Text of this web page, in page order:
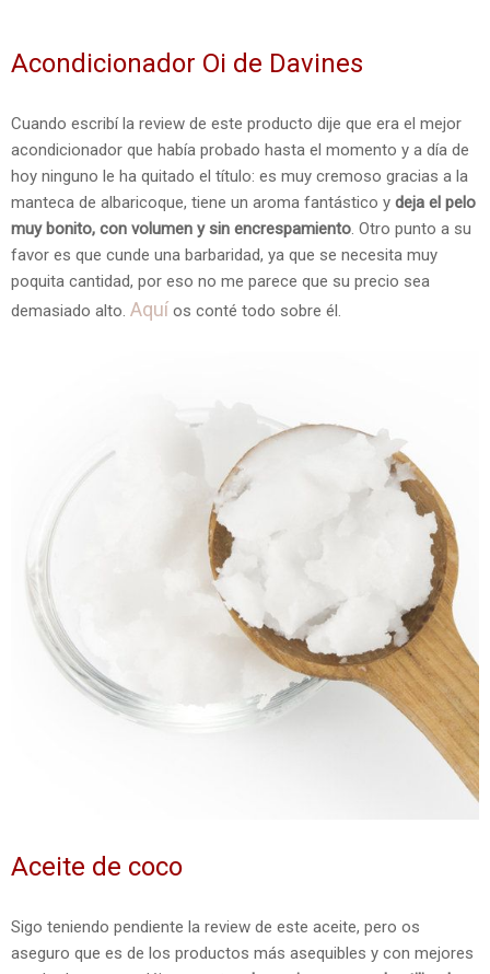
Acondicionador Oi de Davines
Cuando escribí la review de este producto dije que era el mejor
acondicionador que había probado hasta el momento y a día de
hoy ninguno le ha quitado el título: es muy cremoso gracias a la
manteca de albaricoque, tiene un aroma fantástico y deja el pelo
muy bonito, con volumen y sin encrespamiento. Otro punto a su
favor es que cunde una barbaridad, ya que se necesita muy
poquita cantidad, por eso no me parece que su precio sea
demasiado alto. Aquí os conté todo sobre él.
Aceite de coco
Sigo teniendo pendiente la review de este aceite, pero os
aseguro que es de los productos más asequibles y con mejores